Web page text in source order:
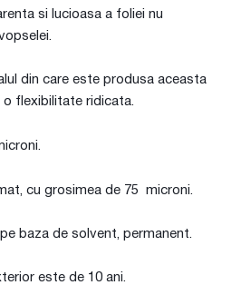
si lucioasa a foliei nu
din care este produsa aceasta
o flexibilitate ridicata.
cu grosimea de 75 microni.
baza de solvent, permanent.
este de 10 ani.